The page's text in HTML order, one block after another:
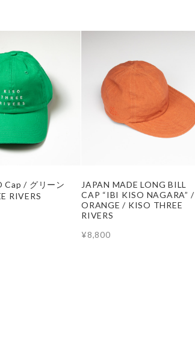
Cap / グリーン
RIVERS
JAPAN MADE LONG BILL
CAP “IBI KISO NAGARA” /
ORANGE / KISO THREE
RIVERS
¥8,800